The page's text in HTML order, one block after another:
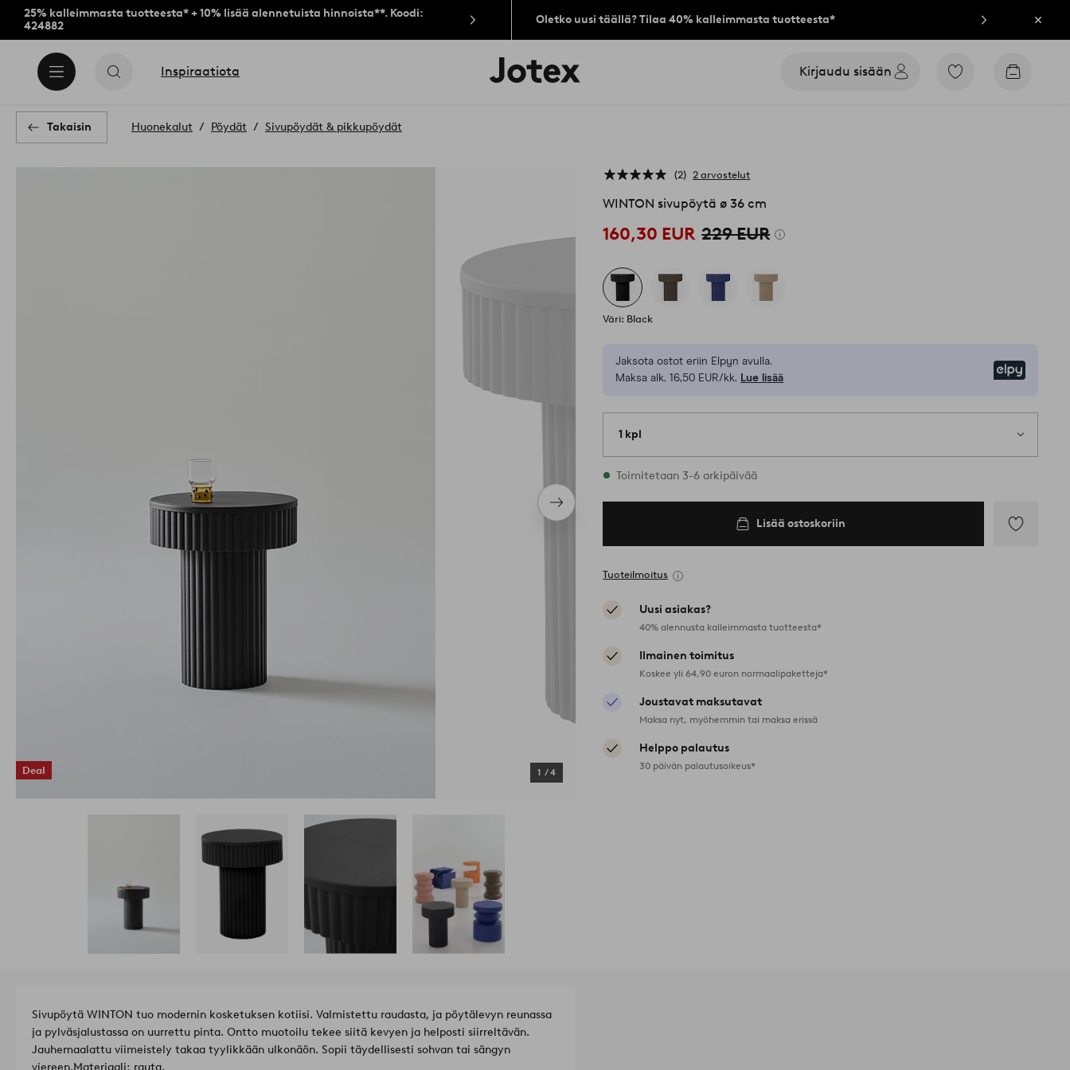
25% kalleimmasta tuotteesta* + 10% lisää alennetuista hinnoista**. Koodi:
424882
Oletko uusi täällä? Tilaa 40% kalleimmasta tuotteesta* Sulje
Inspiraatiota
Jotex-
logo
Kirjaudu sisään
Siirry
Siirry
Takaisin Huonekalut Pöydät Sivupöydät & pikkupöydät
Seuraava
tuote
Deal 1 /4
2 2 arvostelut
WINTON sivupöytä ø 36 cm
160,30 EUR 229 EUR
Väri: Black
Jaksota ostot eriin Elpyn avulla.
Maksa alk. 16,50 EUR/kk. Lue lisää
1 kpl
Varastossa
Toimitetaan 3-6 arkipäivää
Lisää ostoskoriin
Tuoteilmoitus
Uusi asiakas?
40% alennusta kalleimmasta tuotteesta*
Ilmainen toimitus
Koskee yli 64,90 euron normaalipaketteja*
Joustavat maksutavat
Maksa nyt, myöhemmin tai maksa erissä
Helppo palautus
30 päivän palautusoikeus*
Sivupöytä WINTON tuo modernin kosketuksen kotiisi. Valmistettu raudasta, ja pöytälevyn reunassa
ja pylväsjalustassa on uurrettu pinta. Ontto muotoilu tekee siitä kevyen ja helposti siirreltävän.
Jauhemaalattu viimeistely takaa tyylikkään ulkonäön. Sopii täydellisesti sohvan tai sängyn
viereen.Materiaali: rauta.